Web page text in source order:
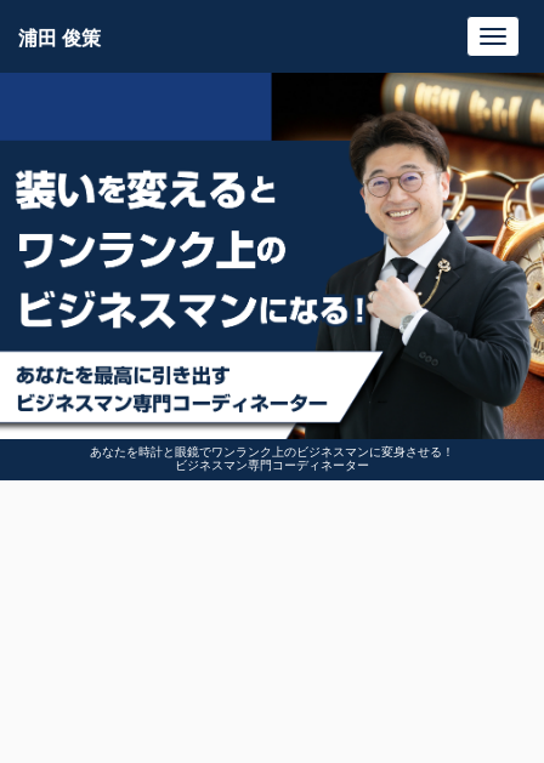
あなたを時計と眼鏡でワンランク上のビジネスマンに変身させる！
ビジネスマン専門コーディネーター
浦田 俊策